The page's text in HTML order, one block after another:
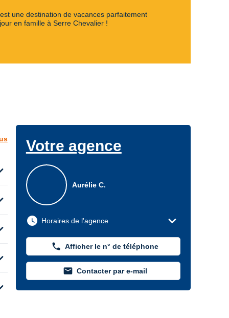
une destination de vacances parfaitement
en famille à Serre Chevalier !
Votre agence
Aurélie C.
watch_later Horaires de l'agence expand_more
phone Afficher le n° de téléphone
mail Contacter par e-mail